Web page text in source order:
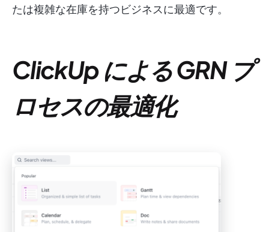
たは複雑な在庫を持つビジネスに最適です。
ClickUp による GRN プ
ロセスの最適化